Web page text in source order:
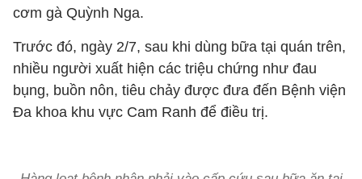
cơm gà Quỳnh Nga.
Trước đó, ngày 2/7, sau khi dùng bữa tại quán trên,
nhiều người xuất hiện các triệu chứng như đau
bụng, buồn nôn, tiêu chảy được đưa đến Bệnh viện
Đa khoa khu vực Cam Ranh để điều trị.